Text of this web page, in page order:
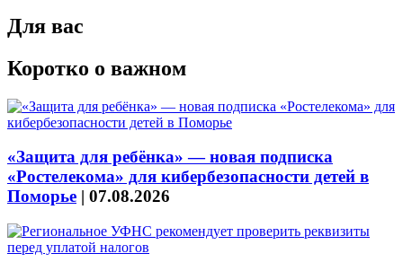
Для вас
Коротко о важном
«Защита для ребёнка» — новая подписка
«Ростелекома» для кибербезопасности детей в
Поморье | 07.08.2026